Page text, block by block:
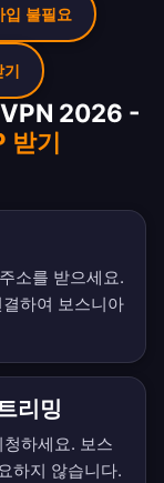
VPN 2026 -
받기
소를 받으세요.
하여 보스니아
리밍
하세요. 보스
하지 않습니다.
입 불필요